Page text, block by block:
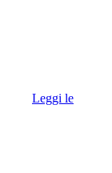
Leggi le